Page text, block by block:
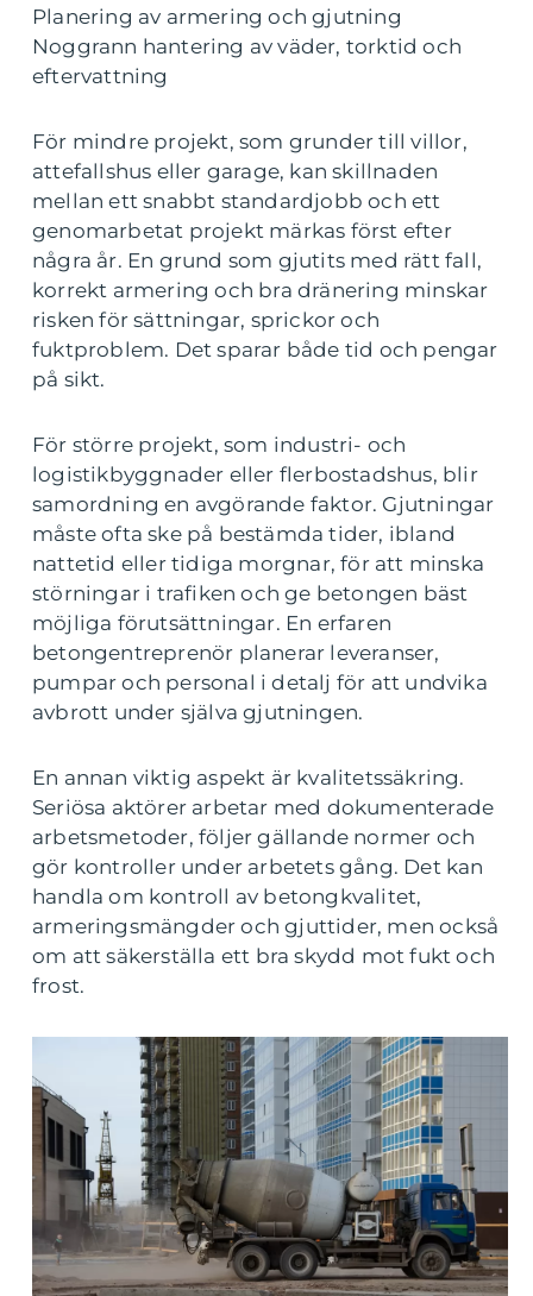
Planering av armering och gjutning
Noggrann hantering av väder, torktid och
eftervattning
För mindre projekt, som grunder till villor,
attefallshus eller garage, kan skillnaden
mellan ett snabbt standardjobb och ett
genomarbetat projekt märkas först efter
några år. En grund som gjutits med rätt fall,
korrekt armering och bra dränering minskar
risken för sättningar, sprickor och
fuktproblem. Det sparar både tid och pengar
på sikt.
För större projekt, som industri- och
logistikbyggnader eller flerbostadshus, blir
samordning en avgörande faktor. Gjutningar
måste ofta ske på bestämda tider, ibland
nattetid eller tidiga morgnar, för att minska
störningar i trafiken och ge betongen bäst
möjliga förutsättningar. En erfaren
betongentreprenör planerar leveranser,
pumpar och personal i detalj för att undvika
avbrott under själva gjutningen.
En annan viktig aspekt är kvalitetssäkring.
Seriösa aktörer arbetar med dokumenterade
arbetsmetoder, följer gällande normer och
gör kontroller under arbetets gång. Det kan
handla om kontroll av betongkvalitet,
armeringsmängder och gjuttider, men också
om att säkerställa ett bra skydd mot fukt och
frost.